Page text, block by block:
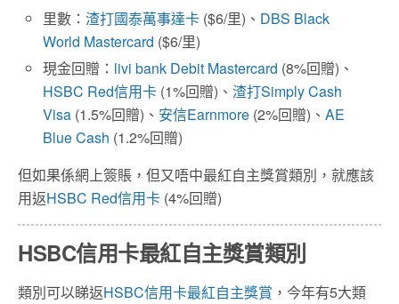
里數：渣打國泰萬事達卡 ($6/里)、 DBS Black
World Mastercard ($6/里)
現金回贈： livi bank Debit Mastercard (8%回贈)、
HSBC Red信用卡 (1%回贈)、渣打Simply Cash
Visa (1.5%回贈)、 安信Earnmore (2%回贈)、AE
Blue Cash (1.2%回贈)
但如果係網上簽賬，但又唔中最紅自主獎賞類別，就應該
用返HSBC Red信用卡 (4%回贈)
HSBC信用卡最紅自主獎賞類別
類別可以睇返HSBC信用卡最紅自主獎賞 ，今年有5大類